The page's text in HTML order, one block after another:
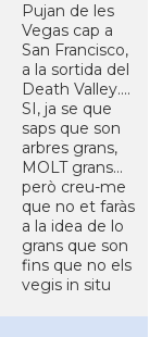
Pujan de les
Vegas cap a
San Francisco,
a la sortida del
Death Valley....
SI, ja se que
saps que son
arbres grans,
MOLT grans...
però creu-me
que no et faràs
a la idea de lo
grans que son
fins que no els
vegis in situ